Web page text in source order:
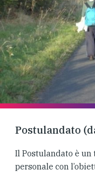
Postulandato
Il Postulandato è
personale con